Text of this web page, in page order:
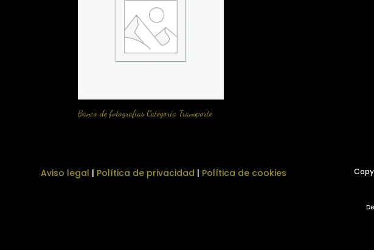
Banco de fotografias Categoria Transporte
Aviso legal | Política de privacidad | Política de cookies